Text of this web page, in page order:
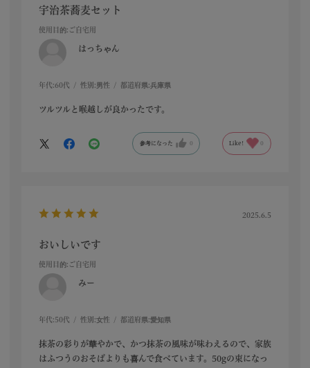
宇治茶蕎麦セット
使用目的:ご自宅用
はっちゃん
年代: 60代 性別: 男性 都道府県:兵庫県
ツルツルと喉越しが良かったです。
参考になった Like!
2025.6.5
おいしいです
使用目的:ご自宅用
みー
年代: 50代 性別:女性 都道府県:愛知県
抹茶の彩りが華やかで、かつ抹茶の風味が味わえるので、家族
はふつうのおそばよりも喜んで食べています。50gの束になっ